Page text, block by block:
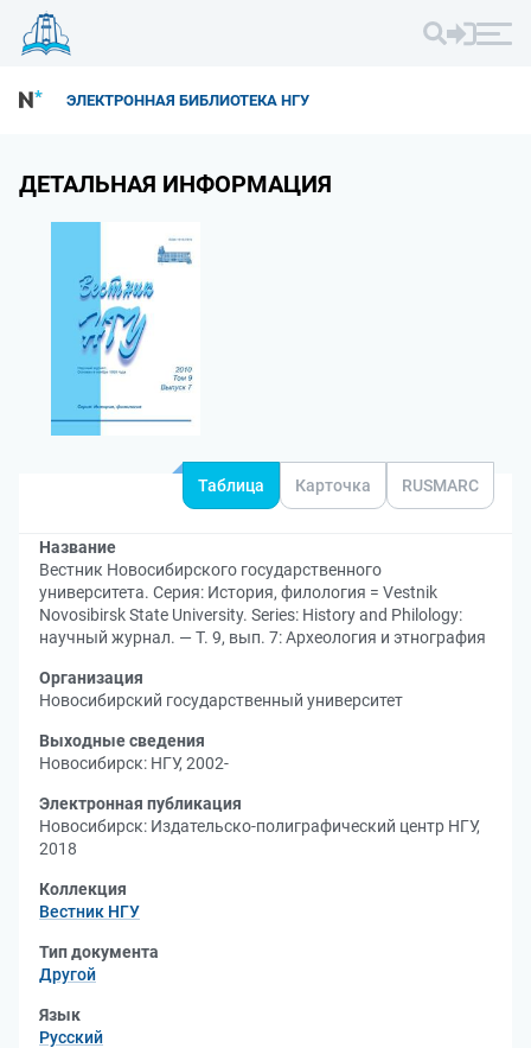
ЭЛЕКТРОННАЯ БИБЛИОТЕКА НГУ
ДЕТАЛЬНАЯ ИНФОРМАЦИЯ
Таблица Карточка RUSMARC
Название
Вестник Новосибирского государственного
университета. Серия: История, филология = Vestnik
Novosibirsk State University. Series: History and Philology:
научный журнал. — Т. 9, вып. 7: Археология и этнография
Организация
Новосибирский государственный университет
Выходные сведения
Новосибирск: НГУ, 2002-
Электронная публикация
Новосибирск: Издательско-полиграфический центр НГУ,
2018
Коллекция
Вестник НГУ
Тип документа
Другой
Язык
Русский